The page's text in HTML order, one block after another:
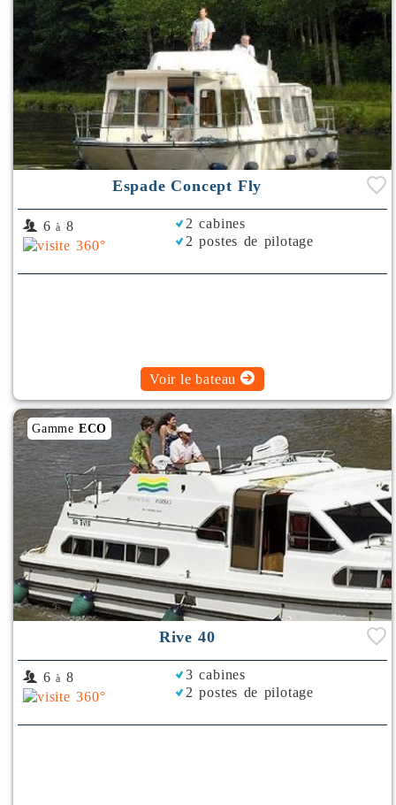
Espade Concept Fly
6 à 8
2 cabines
2 postes de pilotage
Voir le bateau
Gamme ECO
Rive 40
6 à 8
3 cabines
2 postes de pilotage